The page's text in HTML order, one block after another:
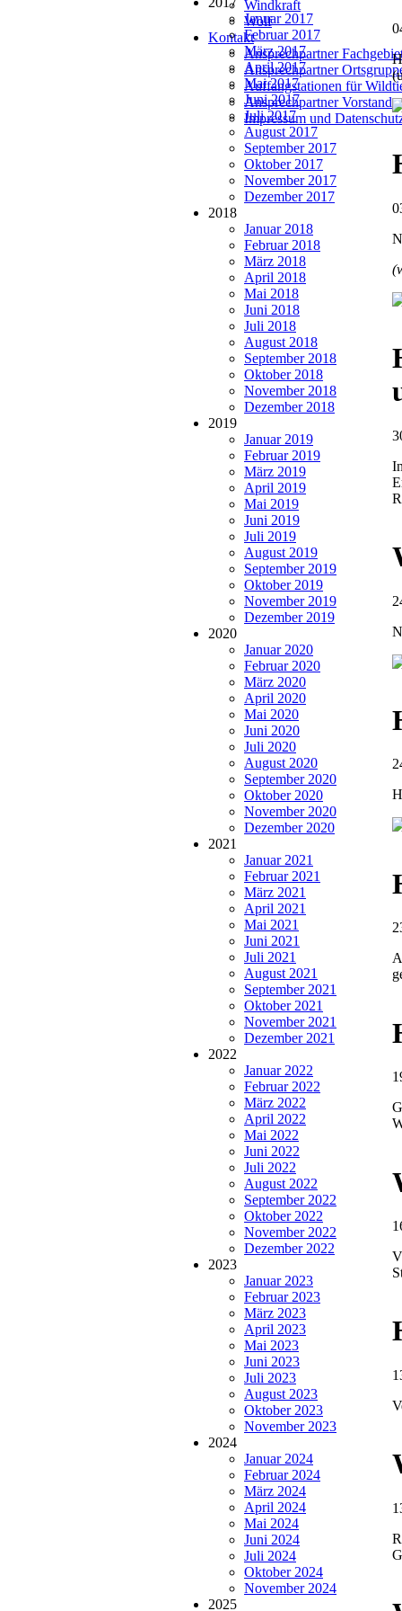
Windkraft
Wolf
Kontakt
Ansprechpartner
Ansprechpartner
Auffangstationen für
Ansprechpartner Vorstand
Impressum und
Januar 2017
Februar 2017
März 2017
April 2017
Mai 2017
Juni 2017
Juli 2017
August 2017
September 2017
Oktober 2017
November 2017
Dezember 2017
2018
Januar 2018
Februar 2018
März 2018
April 2018
Mai 2018
Juni 2018
Juli 2018
August 2018
September 2018
Oktober 2018
November 2018
Dezember 2018
2019
Januar 2019
Februar 2019
März 2019
April 2019
Mai 2019
Juni 2019
Juli 2019
August 2019
September 2019
Oktober 2019
November 2019
Dezember 2019
2020
Januar 2020
Februar 2020
März 2020
April 2020
Mai 2020
Juni 2020
Juli 2020
August 2020
September 2020
Oktober 2020
November 2020
Dezember 2020
2021
Januar 2021
Februar 2021
März 2021
April 2021
Mai 2021
Juni 2021
Juli 2021
August 2021
September 2021
Oktober 2021
November 2021
Dezember 2021
2022
Januar 2022
Februar 2022
März 2022
April 2022
Mai 2022
Juni 2022
Juli 2022
August 2022
September 2022
Oktober 2022
November 2022
Dezember 2022
2023
Januar 2023
Februar 2023
März 2023
April 2023
Mai 2023
Juni 2023
Juli 2023
August 2023
Oktober 2023
November 2023
2024
Januar 2024
Februar 2024
März 2024
April 2024
Mai 2024
Juni 2024
Juli 2024
Oktober 2024
November 2024
2025